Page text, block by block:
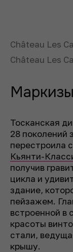
Château Les
Château Les
Тосканская
28 поколений
перестроила
Кьянти-
получив
цикла и
здание,
пейзажем.
встроенной в
красоты
стали,
крышу.